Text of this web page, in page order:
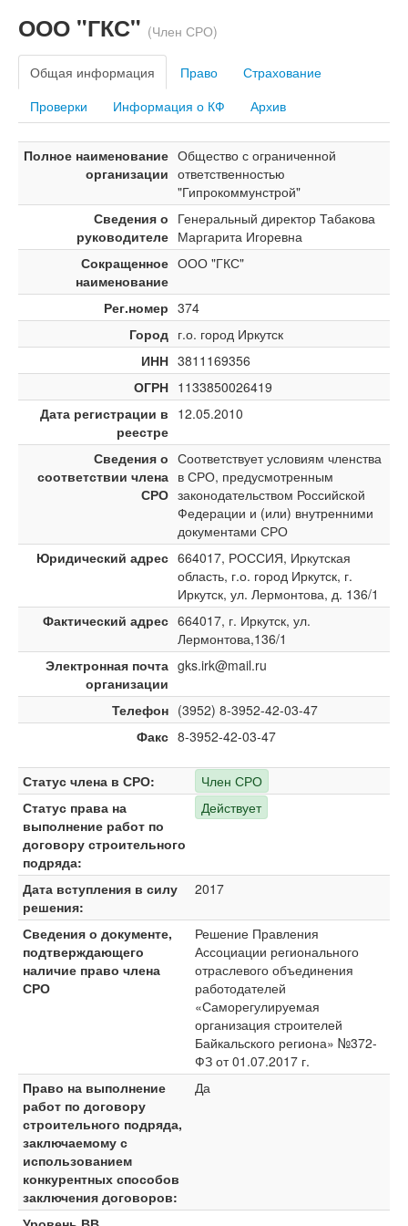
ООО "ГКС" (Член СРО)
Общая информация Право
Страхование
Проверки
Информация о КФ Архив
Полное наименование
организации
Общество с ограниченной
ответственностью
"Гипрокоммунстрой"
Сведения о
руководителе
Генеральный директор Табакова
Маргарита Игоревна
Сокращенное
наименование
ООО "ГКС"
Рег.номер 374
Город г.о. город Иркутск
ИНН 3811169356
ОГРН 1133850026419
Дата регистрации в
реестре
12.05.2010
Сведения о
соответствии члена
СРО
Соответствует условиям членства
в СРО, предусмотренным
законодательством Российской
Федерации и (или) внутренними
документами СРО
Юридический адрес 664017, РОССИЯ, Иркутская
область, г.о. город Иркутск, г.
Иркутск, ул. Лермонтова, д. 136/1
Фактический адрес 664017, г. Иркутск, ул.
Лермонтова,136/1
Электронная почта
организации
gks.irk@mail.ru
Телефон (3952) 8-3952-42-03-47
Факс 8-3952-42-03-47
Статус члена в СРО:
Член СРО
Статус права на
выполнение работ по
договору строительного
подряда:
Действует
Дата вступления в силу
решения:
2017
Сведения о документе,
подтверждающего
наличие право члена
СРО
Решение Правления
Ассоциации регионального
отраслевого объединения
работодателей
«Саморегулируемая
организация строителей
Байкальского региона» №372-
ФЗ от 01.07.2017 г.
Право на выполнение
работ по договору
строительного подряда,
заключаемому с
использованием
конкурентных способов
заключения договоров:
Да